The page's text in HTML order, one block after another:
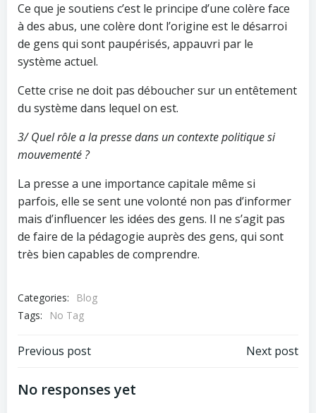
Ce que je soutiens c’est le principe d’une colère face
à des abus, une colère dont l’origine est le désarroi
de gens qui sont paupérisés, appauvri par le
système actuel.
Cette crise ne doit pas déboucher sur un entêtement
du système dans lequel on est.
3/ Quel rôle a la presse dans un contexte politique si
mouvementé ?
La presse a une importance capitale même si
parfois, elle se sent une volonté non pas d’informer
mais d’influencer les idées des gens. Il ne s’agit pas
de faire de la pédagogie auprès des gens, qui sont
très bien capables de comprendre.
Categories:
Blog
Tags:
No Tag
Post
navigation
Previous post Next post
No responses yet